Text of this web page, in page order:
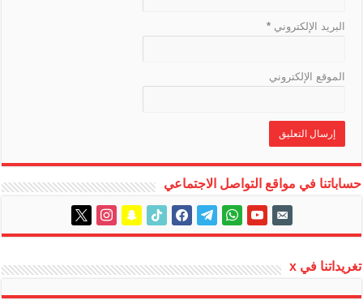
البريد الإلكتروني*
الموقع الإلكتروني
حساباتنا في مواقع التواصل الاجتماعي
email-
alt
youtube
whatsapp
telegram
facebook
tiktok
snapchat
instagram
x
تغريداتنا في x